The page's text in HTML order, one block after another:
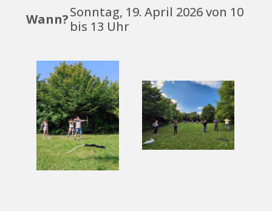
Wann?Sonntag, 19. April 2026 von 10
bis 13 Uhr